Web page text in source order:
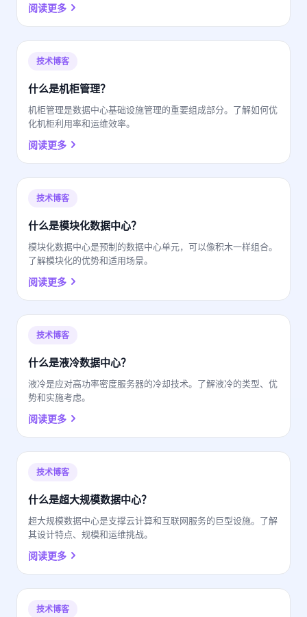
阅读更多
技术博客
什么是机柜管理？
机柜管理是数据中心基础设施管理的重要组成部分。了解如何优
化机柜利用率和运维效率。
阅读更多
技术博客
什么是模块化数据中心？
模块化数据中心是预制的数据中心单元，可以像积木一样组合。
了解模块化的优势和适用场景。
阅读更多
技术博客
什么是液冷数据中心？
液冷是应对高功率密度服务器的冷却技术。了解液冷的类型、优
势和实施考虑。
阅读更多
技术博客
什么是超大规模数据中心？
超大规模数据中心是支撑云计算和互联网服务的巨型设施。了解
其设计特点、规模和运维挑战。
阅读更多
技术博客